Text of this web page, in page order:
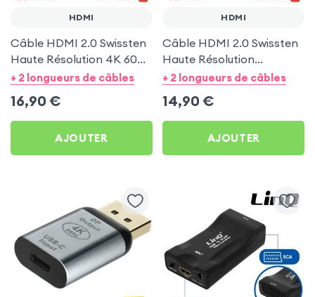
HDMI
Câble HDMI 2.0 Swissten
Haute Résolution 4K 60Hz
3m Noir
+ 2 longueurs de câbles
16,90 €
AJOUTER
HDMI
Câble HDMI 2.0 Swissten
Haute Résolution
4K/60Hz 1m Noir
+ 2 longueurs de câbles
14,90 €
AJOUTER